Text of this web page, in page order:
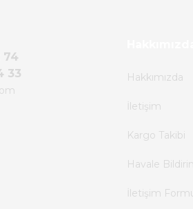
hızlı ve problemsiz geçti.
06/2026
yaptim ve tedirgindim ama
74
33
Hakkımızda
İletişim
Kargo Takibi
Havale
İletişim